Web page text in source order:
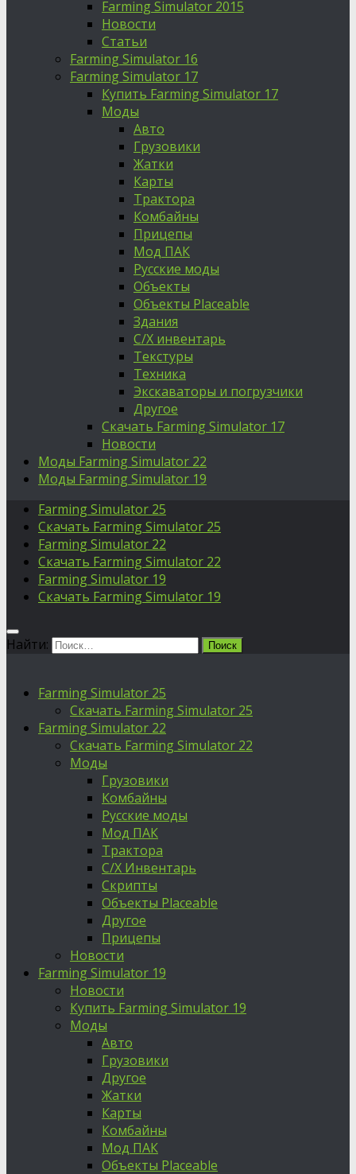
Farming Simulator 2015
Новости
Статьи
Farming Simulator 16
Farming Simulator 17
Купить Farming Simulator 17
Моды
Авто
Грузовики
Жатки
Карты
Трактора
Комбайны
Прицепы
Мод ПАК
Русские моды
Объекты
Объекты Placeable
Здания
С/Х инвентарь
Текстуры
Техника
Экскаваторы и погрузчики
Другое
Скачать Farming Simulator 17
Новости
Моды Farming Simulator 22
Моды Farming Simulator 19
Farming Simulator 25
Скачать Farming Simulator 25
Farming Simulator 22
Скачать Farming Simulator 22
Farming Simulator 19
Скачать Farming Simulator 19
Найти:
Farming Simulator 25
Скачать Farming Simulator 25
Farming Simulator 22
Скачать Farming Simulator 22
Моды
Грузовики
Комбайны
Русские моды
Мод ПАК
Трактора
С/Х Инвентарь
Скрипты
Объекты Placeable
Другое
Прицепы
Новости
Farming Simulator 19
Новости
Купить Farming Simulator 19
Моды
Авто
Грузовики
Другое
Жатки
Карты
Комбайны
Мод ПАК
Объекты Placeable